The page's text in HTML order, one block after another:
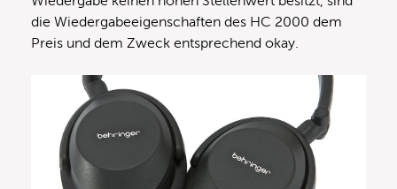
die Wiedergabeeigenschaften des HC 2000 dem
Preis und dem Zweck entsprechend okay.